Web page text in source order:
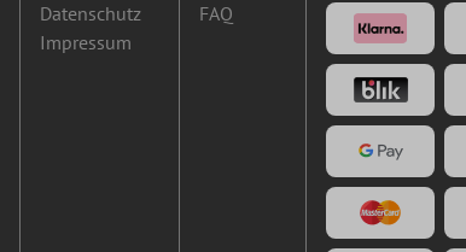
Datenschutz
Impressum
FAQ